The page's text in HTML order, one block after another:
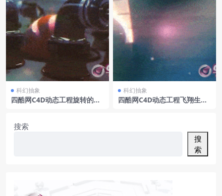
科幻抽象
四酷网C4D动态工程旋转的探
科幻抽象
四酷网C4D动态工程飞翔生长
搜索
搜
索